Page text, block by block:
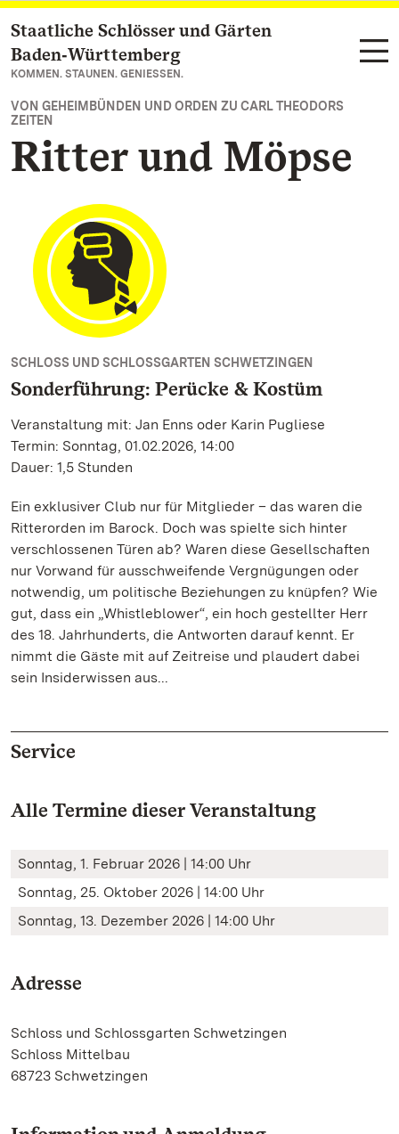
Zum Hauptinhalt springen
Staatliche Schlösser und Gärten
Baden‑Württemberg
KOMMEN. STAUNEN. GENIESSEN.
VON GEHEIMBÜNDEN UND ORDEN ZU CARL THEODORS
ZEITEN
Ritter und Möpse
SCHLOSS UND SCHLOSSGARTEN SCHWETZINGEN
Sonderführung: Perücke & Kostüm
Veranstaltung mit: Jan Enns oder Karin Pugliese
Termin: Sonntag, 01.02.2026, 14:00
Dauer: 1,5 Stunden
Ein exklusiver Club nur für Mitglieder – das waren die
Ritterorden im Barock. Doch was spielte sich hinter
verschlossenen Türen ab? Waren diese Gesellschaften
nur Vorwand für ausschweifende Vergnügungen oder
notwendig, um politische Beziehungen zu knüpfen? Wie
gut, dass ein „Whistleblower“, ein hoch gestellter Herr
des 18. Jahrhunderts, die Antworten darauf kennt. Er
nimmt die Gäste mit auf Zeitreise und plaudert dabei
sein Insiderwissen aus...
Service
Alle Termine dieser Veranstaltung
Sonntag, 1. Februar 2026 | 14:00 Uhr
Sonntag, 25. Oktober 2026 | 14:00 Uhr
Sonntag, 13. Dezember 2026 | 14:00 Uhr
Adresse
Schloss und Schlossgarten Schwetzingen
Schloss Mittelbau
68723 Schwetzingen